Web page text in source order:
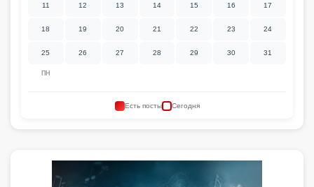
ПН
11 12 13 14 15 16 17
18 19 20 21 22 23 24
25 26 27 28 29 30 31
Есть посты Сегодня